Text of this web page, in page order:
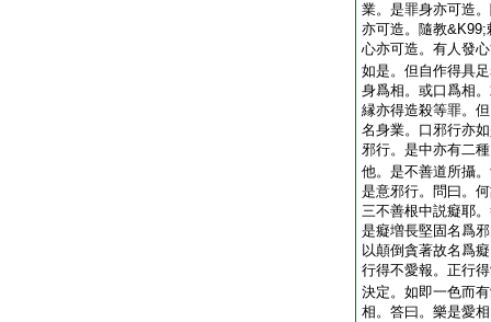
業。是罪身亦可造
亦可造。隨教
心亦可造。有人發
如是。但自作得具
身爲相。或口爲相
縁亦得造殺等罪。
名身業。口邪行亦
邪行。是中亦有二
他。是不善道所攝
是意邪行。問曰。
三不善根中説癡耶
是癡増長堅固名爲
以顛倒貪著故名爲
行得不愛報。正行
決定。如即一色而
相。答曰。樂是愛